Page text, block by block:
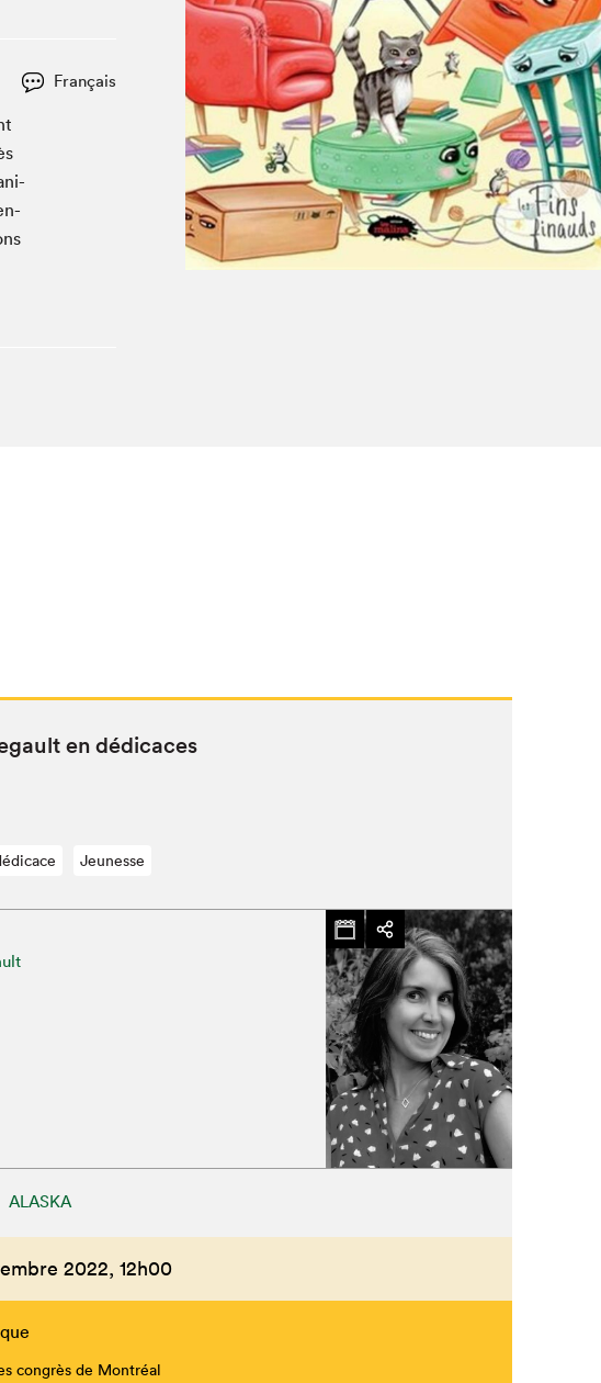
Metropolis
Le Salon dans la ville, espace
organisateur⋅rice
> SLM Pro
Français
en dédicaces
Jeunesse
ALASKA
2022, 12h00
congrès de Montréal